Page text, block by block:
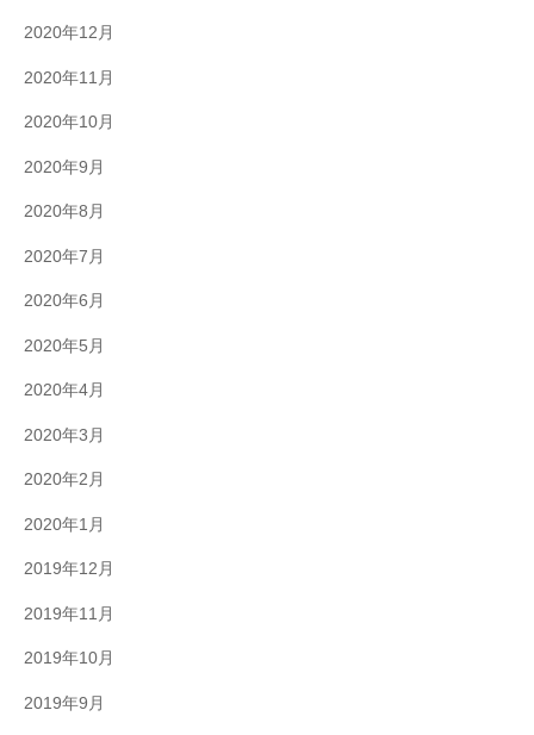
2020年12月
2020年11月
2020年10月
2020年9月
2020年8月
2020年7月
2020年6月
2020年5月
2020年4月
2020年3月
2020年2月
2020年1月
2019年12月
2019年11月
2019年10月
2019年9月